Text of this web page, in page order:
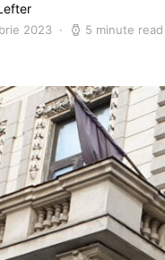
2023 5 minute read